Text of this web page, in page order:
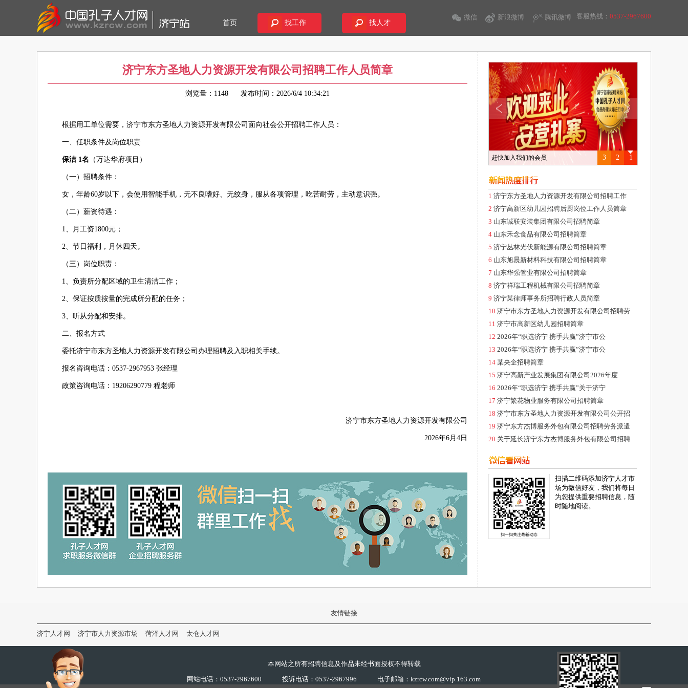
首页 找工作 找人才
客服热线： 0537-2967600
腾讯微博
新浪微博
微信
济宁东方圣地人力资源开发有限公司招聘工作人员简章
浏览量：1148 发布时间：2026/6/4 10:34:21
根据用工单位需要，济宁市东方圣地人力资源开发有限公司面向社会公开招聘工作人员：
一、任职条件及岗位职责
保洁 1名 （万达华府项目）
（一）招聘条件：
女，年龄60岁以下，会使用智能手机，无不良嗜好、无纹身，服从各项管理，吃苦耐劳，主动意识强。
（二）薪资待遇：
1、月工资1800元；
2、节日福利，月休四天。
（三）岗位职责：
1、负责所分配区域的卫生清洁工作；
2、保证按质按量的完成所分配的任务；
3、听从分配和安排。
二、报名方式
委托济宁市东方圣地人力资源开发有限公司办理招聘及入职相关手续。
报名咨询电话：0537-2967953 张经理
政策咨询电话：19206290779 程老师
济宁市东方圣地人力资源开发有限公司
2026年6月4日
1
2
3
赶快加入我们的会员
1 济宁东方圣地人力资源开发有限公司招聘工作
2 济宁高新区幼儿园招聘后厨岗位工作人员简章
3 山东诚联安装集团有限公司招聘简章
4 山东禾念食品有限公司招聘简章
5 济宁丛林光伏新能源有限公司招聘简章
6 山东旭晨新材料科技有限公司招聘简章
7 山东华强管业有限公司招聘简章
8 济宁祥瑞工程机械有限公司招聘简章
9 济宁某律师事务所招聘行政人员简章
10 济宁市东方圣地人力资源开发有限公司招聘劳
11 济宁市高新区幼儿园招聘简章
12 2026年“职选济宁 携手共赢”济宁市公
13 2026年“职选济宁 携手共赢”济宁市公
14 某央企招聘简章
15 济宁高新产业发展集团有限公司2026年度
16 2026年“职选济宁 携手共赢”关于济宁
17 济宁繁花物业服务有限公司招聘简章
18 济宁市东方圣地人力资源开发有限公司公开招
19 济宁东方杰博服务外包有限公司招聘劳务派遣
20 关于延长济宁东方杰博服务外包有限公司招聘
扫描二维码添加济宁人才市
场为微信好友，我们将每日
为您提供重要招聘信息，随
时随地阅读。
友情链接
济宁人才网 济宁市人力资源市场 菏泽人才网 太仓人才网
本网站之所有招聘信息及作品未经书面授权不得转载
网站电话：0537-2967600
投诉电话：0537-2967996 电子邮箱：kzrcw.com@vip.163.com